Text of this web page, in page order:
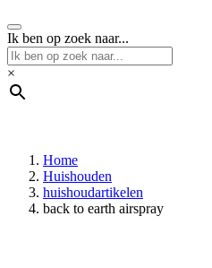
Ik ben op zoek naar...
×
Home
Huishouden
huishoudartikelen
back to earth airspray